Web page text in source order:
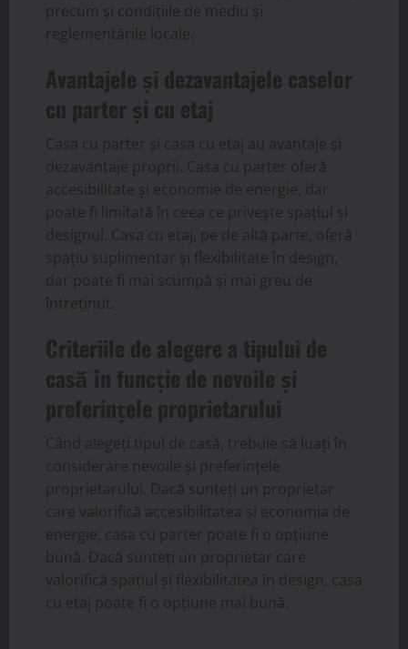
precum și condițiile de mediu și
reglementările locale.
Avantajele și dezavantajele caselor
cu parter și cu etaj
Casa cu parter și casa cu etaj au avantaje și
dezavantaje proprii. Casa cu parter oferă
accesibilitate și economie de energie, dar
poate fi limitată în ceea ce privește spațiul și
designul. Casa cu etaj, pe de altă parte, oferă
spațiu suplimentar și flexibilitate în design,
dar poate fi mai scumpă și mai greu de
întreținut.
Criteriile de alegere a tipului de
casă în funcție de nevoile și
preferințele proprietarului
Când alegeți tipul de casă, trebuie să luați în
considerare nevoile și preferințele
proprietarului. Dacă sunteți un proprietar
care valorifică accesibilitatea și economia de
energie, casa cu parter poate fi o opțiune
bună. Dacă sunteți un proprietar care
valorifică spațiul și flexibilitatea în design, casa
cu etaj poate fi o opțiune mai bună.